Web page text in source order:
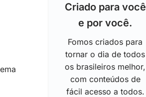
Criado para você
e por você.
Fomos criados para
tornar o dia de todos
os brasileiros melhor,
com conteúdos de
fácil acesso a todos.